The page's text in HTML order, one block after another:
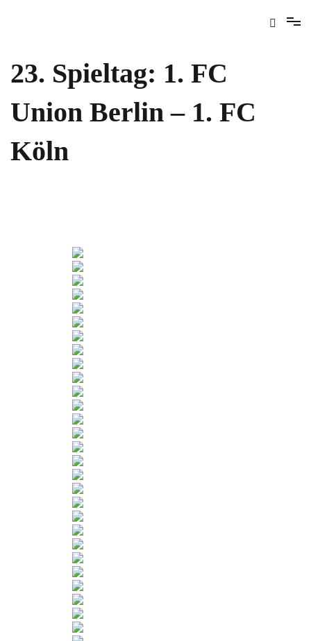
23. Spieltag: 1. FC
Union Berlin – 1. FC
Köln